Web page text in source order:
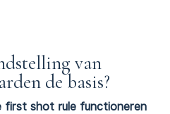
van
de basis?
first shot rule functioneren